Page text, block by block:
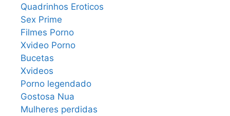
Quadrinhos Eroticos
Sex Prime
Filmes Porno
Xvideo Porno
Bucetas
Xvideos
Porno legendado
Gostosa Nua
Mulheres perdidas